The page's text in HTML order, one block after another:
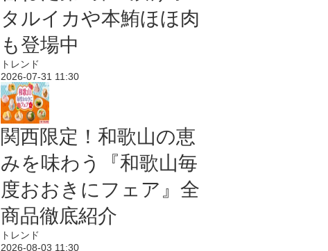
タルイカや本鮪ほほ肉
も登場中
トレンド
2026-07-31 11:30
関西限定！和歌山の恵
みを味わう『和歌山毎
度おおきにフェア』全
商品徹底紹介
トレンド
2026-08-03 11:30